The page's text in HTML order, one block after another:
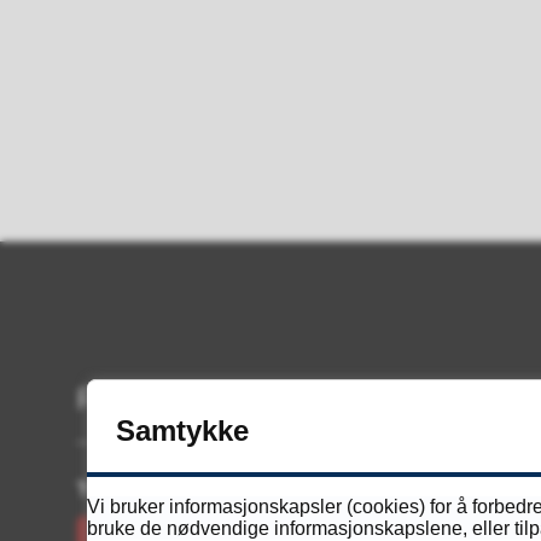
Telefon
Samtykke
Vi bruker informasjonskapsler (cookies) for å
bruke de nødvendige informasjonskapslene, eller